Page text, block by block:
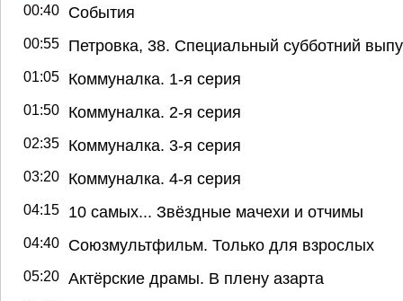
00:40 События
00:55 Петровка, 38. Специальный субботний
01:05 Коммуналка. 1-я серия
01:50 Коммуналка. 2-я серия
02:35 Коммуналка. 3-я серия
03:20 Коммуналка. 4-я серия
04:15 10 самых... Звёздные мачехи и отчимы
04:40 Союзмультфильм. Только для взрослых
05:20 Актёрские драмы. В плену азарта